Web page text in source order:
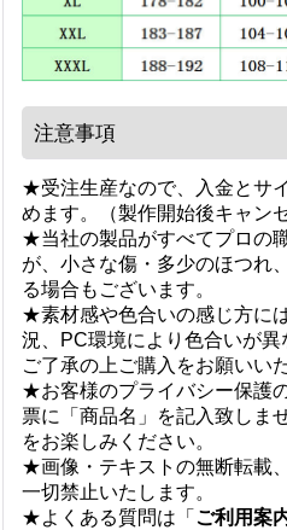
注意事項
★受注生産なので、入金とサ
めます。（製作開始後キャン
★当社の製品がすべてプロの
が、小さな傷・多少のほつれ
る場合もございます。
★素材感や色合いの感じ方に
況、PC環境により色合いが異
ご了承の上ご購入をお願いい
★お客様のプライバシー保護
票に「商品名」を記入致しま
をお楽しみください。
★画像・テキストの無断転載
一切禁止いたします。
★よくある質問は「 ご利用案